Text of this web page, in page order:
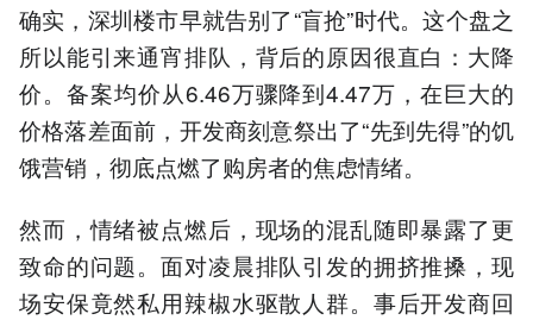
确实，深圳楼市早就告别了“盲抢”时代。这个盘之
所以能引来通宵排队，背后的原因很直白：大降
价。备案均价从6.46万骤降到4.47万，在巨大的
价格落差面前，开发商刻意祭出了“先到先得”的饥
饿营销，彻底点燃了购房者的焦虑情绪。
然而，情绪被点燃后，现场的混乱随即暴露了更
致命的问题。面对凌晨排队引发的拥挤推搡，现
场安保竟然私用辣椒水驱散人群。事后开发商回